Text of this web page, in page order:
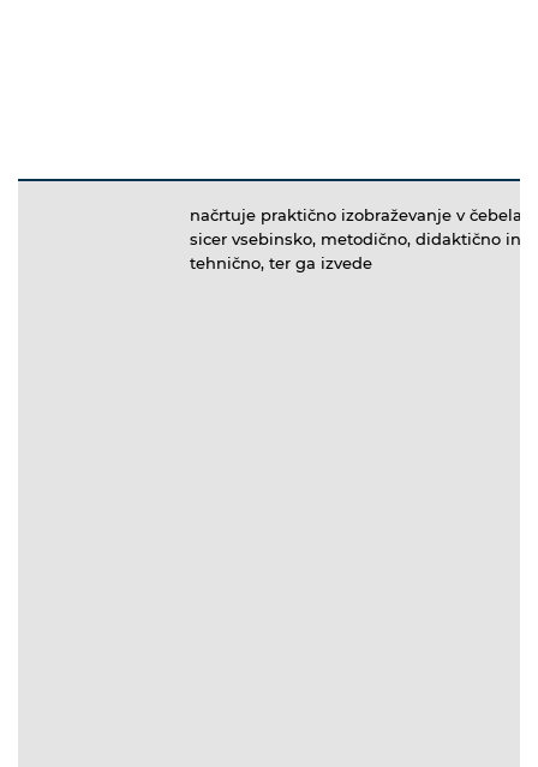
načrtuje praktično izobraževanje v
sicer vsebinsko, metodično, didaktično in
tehnično, ter ga izvede